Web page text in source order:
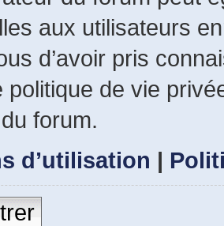
aux utilisateurs
d’avoir pris
politique de vie
forum.
d’utilisation |